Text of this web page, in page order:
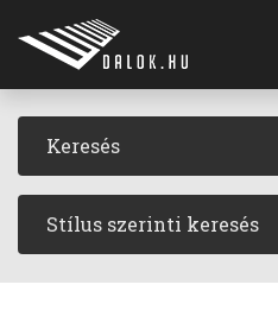
Stílus szerinti keresés